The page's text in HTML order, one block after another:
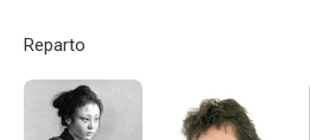
Reparto